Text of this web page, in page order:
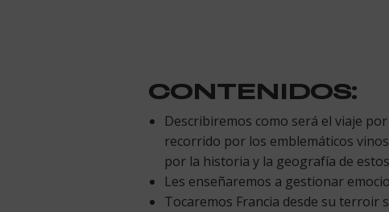
CONTENIDOS:
Describiremos como será el viaje
recorrido por los emblemáticos
por la historia y la geografía de
Les enseñaremos a gestionar
Tocaremos Francia desde su terroir